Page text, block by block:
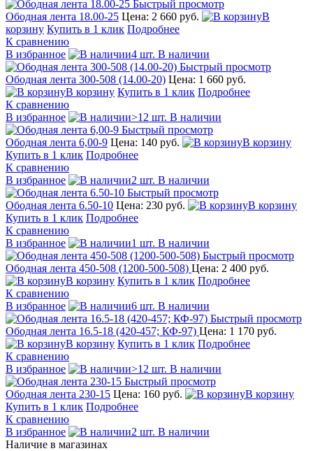
Быстрый просмотр
Ободная лента 18.00-25 Цена: 2 660 руб.
В
корзину Купить в 1 клик Подробнее
К сравнению
В избранное
4 шт. В наличии
Быстрый просмотр
Ободная лента 300-508 (14.00-20) Цена: 1 660 руб.
В корзину Купить в 1 клик Подробнее
К сравнению
В избранное
>12 шт. В наличии
Быстрый просмотр
Ободная лента 6,00-9 Цена: 140 руб.
В корзину
Купить в 1 клик Подробнее
К сравнению
В избранное
2 шт. В наличии
Быстрый просмотр
Ободная лента 6.50-10 Цена: 230 руб.
В корзину
Купить в 1 клик Подробнее
К сравнению
В избранное
1 шт. В наличии
Быстрый просмотр
Ободная лента 450-508 (1200-500-508) Цена: 2 400 руб.
В корзину Купить в 1 клик Подробнее
К сравнению
В избранное
6 шт. В наличии
Быстрый просмотр
Ободная лента 16.5-18 (420-457; КФ-97) Цена: 1 170 руб.
В корзину Купить в 1 клик Подробнее
К сравнению
В избранное
>12 шт. В наличии
Быстрый просмотр
Ободная лента 230-15 Цена: 160 руб.
В корзину
Купить в 1 клик Подробнее
К сравнению
В избранное
2 шт. В наличии
Наличие в магазинах